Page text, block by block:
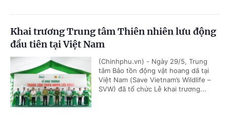
Khai trương Trung tâm Thiên nhiên lưu động
đầu tiên tại Việt Nam
(Chinhphu.vn) - Ngày 29/5, Trung
tâm Bảo tồn động vật hoang dã tại
Việt Nam (Save Vietnam’s Wildlife –
SVW) đã tổ chức Lễ khai trương...